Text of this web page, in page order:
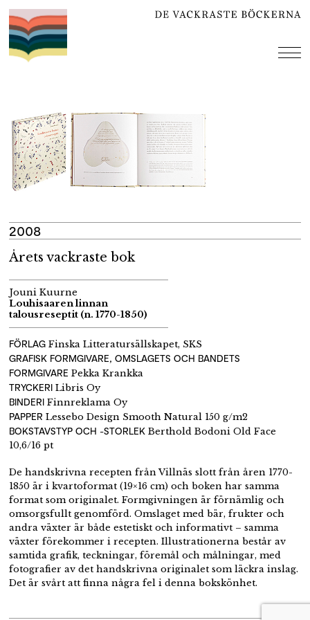
Hoppa
till
innehåll
2008
Årets vackraste bok
Jouni Kuurne
Louhisaaren linnan
talousreseptit (n. 1770-1850)
FÖRLAG Finska Litteratursällskapet, SKS
GRAFISK FORMGIVARE, OMSLAGETS OCH BANDETS
FORMGIVARE Pekka Krankka
TRYCKERI Libris Oy
BINDERI Finnreklama Oy
PAPPER Lessebo Design Smooth Natural 150 g/m2
BOKSTAVSTYP OCH -STORLEK Berthold Bodoni Old Face
10,6/16 pt
De handskrivna recepten från Villnäs slott från åren 1770-
1850 är i kvartoformat (19×16 cm) och boken har samma
format som originalet. Formgivningen är förnämlig och
omsorgsfullt genomförd. Omslaget med bär, frukter och
andra växter är både estetiskt och informativt – samma
växter förekommer i recepten. Illustrationerna består av
samtida grafik, teckningar, föremål och målningar, med
fotografier av det handskrivna originalet som läckra inslag.
Det är svårt att finna några fel i denna bokskönhet.